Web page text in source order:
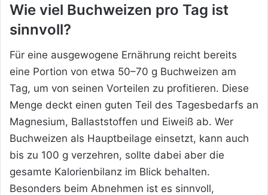
Wie viel Buchweizen pro Tag ist
sinnvoll?
Für eine ausgewogene Ernährung reicht bereits
eine Portion von etwa 50–70 g Buchweizen am
Tag, um von seinen Vorteilen zu profitieren. Diese
Menge deckt einen guten Teil des Tagesbedarfs an
Magnesium, Ballaststoffen und Eiweiß ab. Wer
Buchweizen als Hauptbeilage einsetzt, kann auch
bis zu 100 g verzehren, sollte dabei aber die
gesamte Kalorienbilanz im Blick behalten.
Besonders beim Abnehmen ist es sinnvoll,